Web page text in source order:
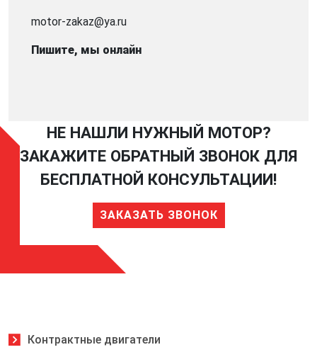
motor-zakaz@ya.ru
Пишите, мы онлайн
НЕ НАШЛИ НУЖНЫЙ МОТОР?
ЗАКАЖИТЕ ОБРАТНЫЙ ЗВОНОК ДЛЯ
БЕСПЛАТНОЙ КОНСУЛЬТАЦИИ!
ЗАКАЗАТЬ ЗВОНОК
Контрактные двигатели